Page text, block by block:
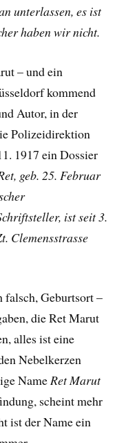
unterlassen, es ist
haben wir nicht.
– und ein
kommend
Autor, in der
Polizeidirektion
1917 ein Dossier
geb. 25. Februar
ist seit 3.
Clemensstrasse
falsch, Geburtsort –
die Ret Marut
alles ist eine
Nebelkerzen
NameRet Marut
scheint mehr
ist der Name ein